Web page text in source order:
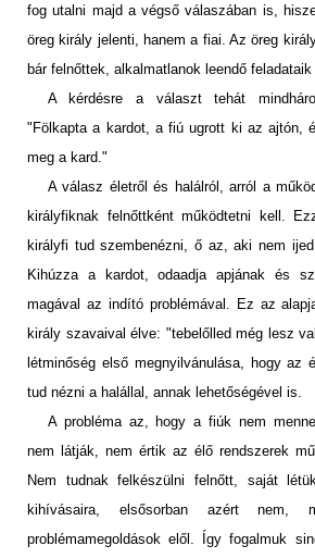
fog utalni majd a végső válaszában is,
öreg király jelenti, hanem a fiai. Az öreg
bár felnőttek, alkalmatlanok leendő feladataik
A kérdésre a választ tehát
"Fölkapta a kardot, a fiú ugrott ki az ajtón,
meg a kard."
A válasz életről és halálról, arról a
királyfiknak felnőttként működtetni kell.
királyfi tud szembenézni, ő az, aki nem ijed
Kihúzza a kardot, odaadja apjának és
magával az indító problémával. Ez az
király szavaival élve: "tebelőlled még lesz
létminőség első megnyilvánulása, hogy az
tud nézni a halállal, annak lehetőségével is.
A probléma az, hogy a fiúk nem
nem látják, nem értik az élő rendszerek
Nem tudnak felkészülni felnőtt, saját
kihívásaira, elsősorban azért nem,
problémamegoldások elől. Így fogalmuk